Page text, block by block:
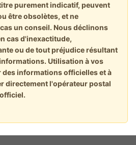
purement indicatif, peuvent
être obsolètes, et ne
un conseil. Nous déclinons
cas d'inexactitude,
ou de tout préjudice résultant
Utilisation à vos
informations officielles et à
directement l'opérateur postal